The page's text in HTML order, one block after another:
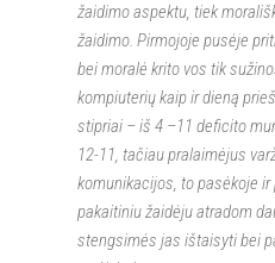
žaidimo aspektu, tiek
žaidimo. Pirmojoje pusėje
bei moralė krito vos tik
kompiuterių kaip ir dieną
stipriai – iš 4 –11 deficito
12-11, tačiau pralaimėjus
komunikacijos, to pasėkoje
pakaitiniu žaidėju atradom
stengsimės jas ištaisyti bei